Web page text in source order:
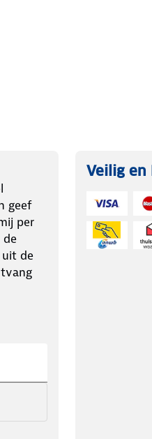
geef
per
de
uit de
Veilig en